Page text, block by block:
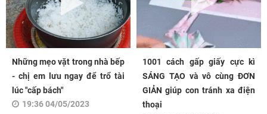
Những mẹo vặt trong nhà bếp
- chị em lưu ngay để trổ tài
lúc "cấp bách"
19:36 04/05/2023
1001 cách gấp giấy cực kì
SÁNG TẠO và vô cùng ĐƠN
GIẢN giúp con tránh xa điện
thoại